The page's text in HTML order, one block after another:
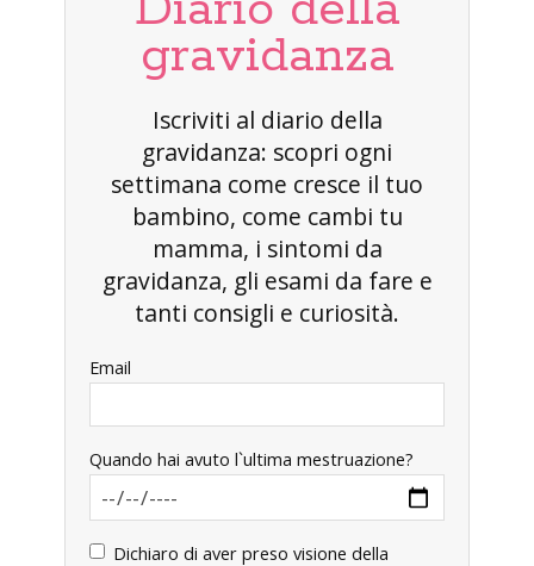
gravidanza
Iscriviti al diario della
gravidanza: scopri ogni
settimana come cresce il tuo
bambino, come cambi tu
mamma, i sintomi da
gravidanza, gli esami da fare e
tanti consigli e curiosità.
Email
Quando hai avuto l`ultima mestruazione?
Dichiaro di aver preso visione della